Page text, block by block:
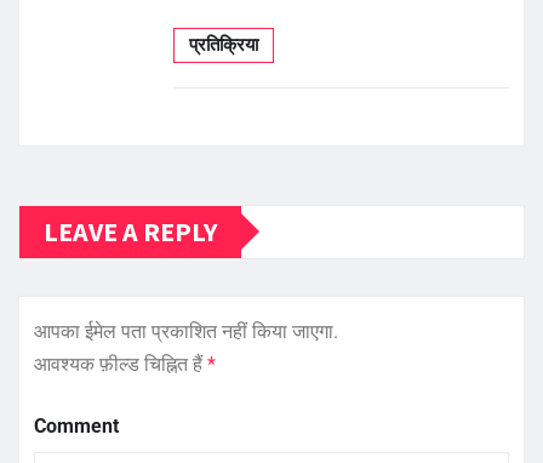
प्रतिक्रिया
LEAVE A REPLY
आपका ईमेल पता प्रकाशित नहीं किया जाएगा.
आवश्यक फ़ील्ड चिह्नित हैं*
Comment